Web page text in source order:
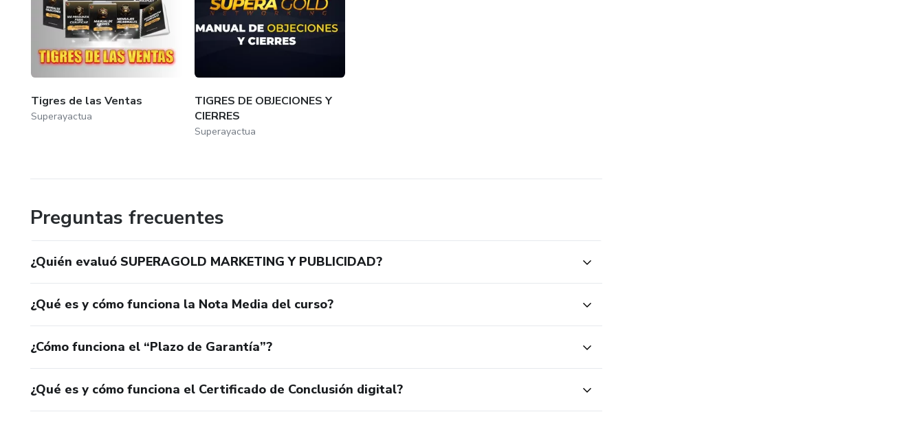
Tigres de las Ventas
Superayactua
TIGRES DE OBJECIONES Y
CIERRES
Superayactua
Preguntas frecuentes
¿Quién evaluó SUPERAGOLD MARKETING Y PUBLICIDAD?
¿Qué es y cómo funciona la Nota Media del curso?
¿Cómo funciona el “Plazo de Garantía”?
¿Qué es y cómo funciona el Certificado de Conclusión digital?